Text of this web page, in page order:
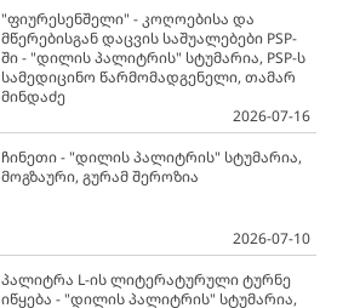
"ფიურესენშელი" - კოღოებისა და
მწერებისგან დაცვის საშუალებები PSP-
ში - "დილის პალიტრის" სტუმარია, PSP-ს
სამედიცინო წარმომადგენელი, თამარ
მინდაძე
2026-07-16
ჩინეთი - "დილის პალიტრის" სტუმარია,
მოგზაური, გურამ შეროზია
2026-07-10
პალიტრა L-ის ლიტერატურული ტურნე
იწყება - "დილის პალიტრის" სტუმარია,